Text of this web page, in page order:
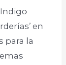
en
para la